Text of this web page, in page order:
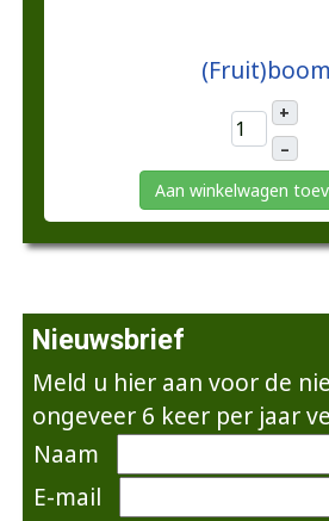
(Fruit)boom
+
–
Aan winkelwagen
Nieuwsbrief
Meld u hier aan voor de
ongeveer 6 keer per jaar
Naam
E-mail